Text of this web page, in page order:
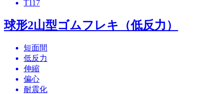
T117
球形2山型ゴムフレキ（低反力）
短面間
低反力
伸縮
偏心
耐震化